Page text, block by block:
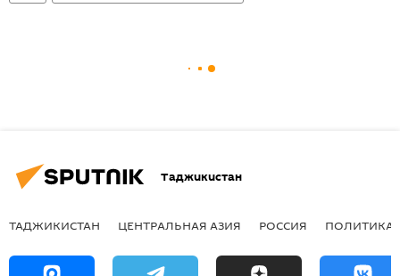
Таджикистан
ТАДЖИКИСТАН ЦЕНТРАЛЬНАЯ АЗИЯ РОССИЯ ПОЛИТИКА